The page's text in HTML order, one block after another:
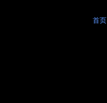
首页